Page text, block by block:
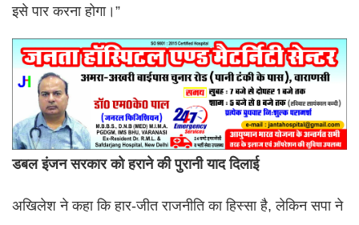
इसे पार करना होगा।”
डबल इंजन सरकार को हराने की पुरानी याद दिलाई
अखिलेश ने कहा कि हार-जीत राजनीति का हिस्सा है, लेकिन सपा ने